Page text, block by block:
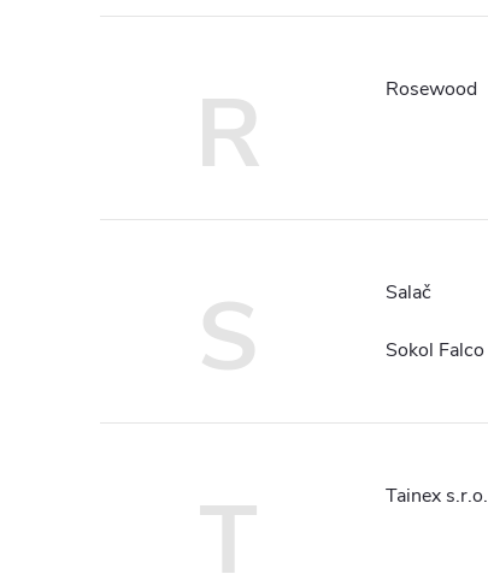
R Rosewood
S Salač
Sokol Falco
T Tainex s.r.o.